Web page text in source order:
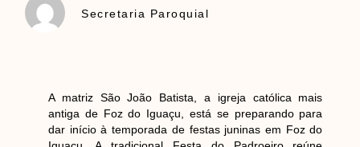
Secretaria Paroquial
A matriz São João Batista, a igreja católica mais
antiga de Foz do Iguaçu, está se preparando para
dar início à temporada de festas juninas em Foz do